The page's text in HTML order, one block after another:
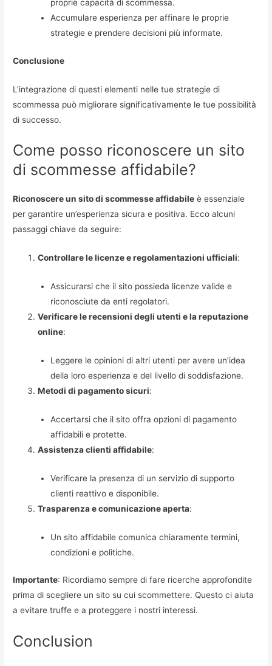
proprie capacità di scommessa.
Accumulare esperienza per affinare le proprie
strategie e prendere decisioni più informate.
Conclusione
L’integrazione di questi elementi nelle tue strategie di
scommessa può migliorare significativamente le tue possibilità
di successo.
Come posso riconoscere un sito
di scommesse affidabile?
Riconoscere un sito di scommesse affidabile è essenziale
per garantire un’esperienza sicura e positiva. Ecco alcuni
passaggi chiave da seguire:
Controllare le licenze e regolamentazioni ufficiali:
Assicurarsi che il sito possieda licenze valide e
riconosciute da enti regolatori.
Verificare le recensioni degli utenti e la reputazione
online:
Leggere le opinioni di altri utenti per avere un’idea
della loro esperienza e del livello di soddisfazione.
Metodi di pagamento sicuri:
Accertarsi che il sito offra opzioni di pagamento
affidabili e protette.
Assistenza clienti affidabile:
Verificare la presenza di un servizio di supporto
clienti reattivo e disponibile.
Trasparenza e comunicazione aperta:
Un sito affidabile comunica chiaramente termini,
condizioni e politiche.
Importante: Ricordiamo sempre di fare ricerche approfondite
prima di scegliere un sito su cui scommettere. Questo ci aiuta
a evitare truffe e a proteggere i nostri interessi.
Conclusion